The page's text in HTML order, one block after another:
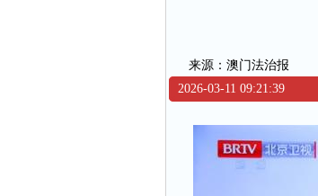
来源：澳门法治报
2026-03-11 09:21:39